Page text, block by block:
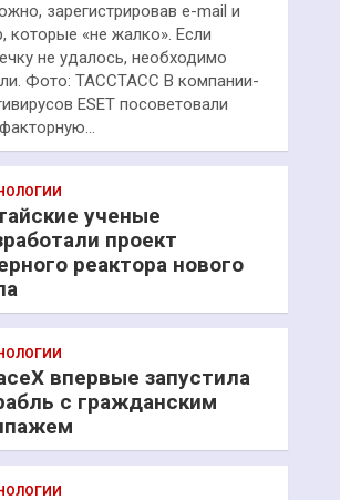
зарегистрировав e-mail и
которые «не жалко». Если
не удалось, необходимо
Фото: ТАССТАСС В компании-
ESET посоветовали
ученые
проект
реактора нового
впервые запустила
с гражданским